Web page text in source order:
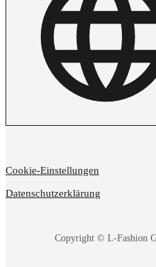
Copyright © L-Fashion
Cookie-Einstellungen
Datenschutzerklärung